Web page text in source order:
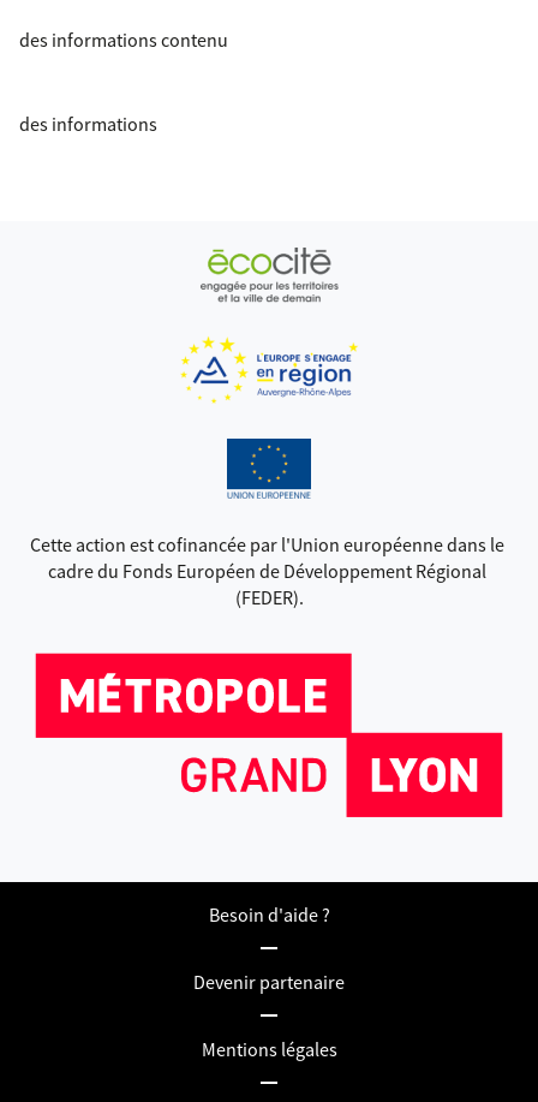
des informations contenu
des informations
Cette action est cofinancée par l'Union européenne dans le
cadre du Fonds Européen de Développement Régional
(FEDER).
Besoin d'aide ?
Devenir partenaire
Mentions légales